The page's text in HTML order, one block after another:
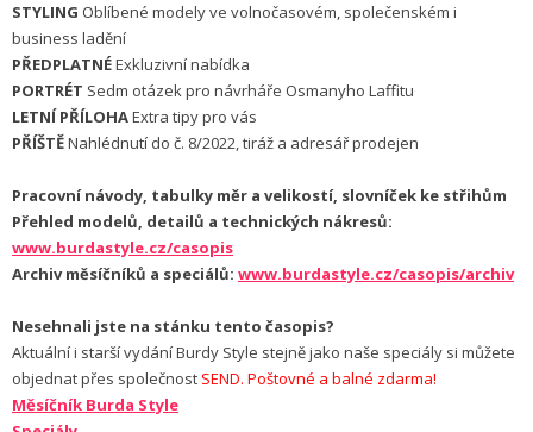
STYLING Oblíbené modely ve volnočasovém, společenském i
business ladění
PŘEDPLATNÉExkluzivní nabídka
PORTRÉT Sedm otázek pro návrháře Osmanyho Laffitu
LETNÍ PŘÍLOHAExtra tipy pro vás
PŘÍŠTĚNahlédnutí do č. 8/2022, tiráž a adresář prodejen
Pracovní návody, tabulky měr a velikostí, slovníček ke střihům
Přehled modelů, detailů a technických nákresů:
www.burdastyle.cz/casopis
Archiv měsíčníků a speciálů: www.burdastyle.cz/casopis/archiv
Nesehnali jste na stánku tento časopis?
Aktuální i starší vydání Burdy Style stejně jako naše speciály si můžete
objednat přes společnost SEND. Poštovné a balné zdarma!
Měsíčník Burda Style